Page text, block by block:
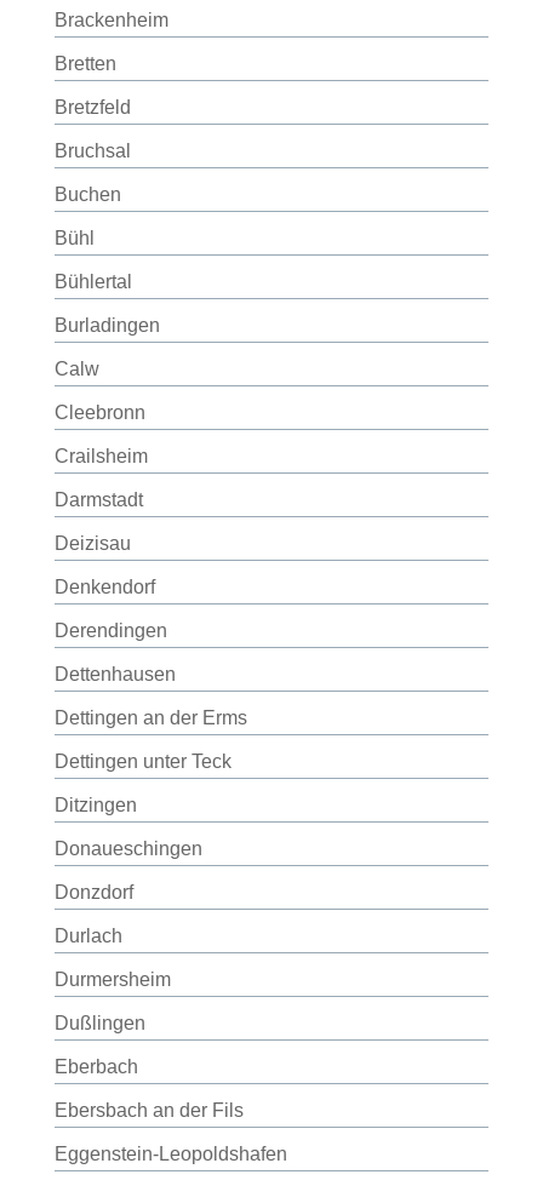
Brackenheim
Bretten
Bretzfeld
Bruchsal
Buchen
Bühl
Bühlertal
Burladingen
Calw
Cleebronn
Crailsheim
Darmstadt
Deizisau
Denkendorf
Derendingen
Dettenhausen
Dettingen an der Erms
Dettingen unter Teck
Ditzingen
Donaueschingen
Donzdorf
Durlach
Durmersheim
Dußlingen
Eberbach
Ebersbach an der Fils
Eggenstein-Leopoldshafen